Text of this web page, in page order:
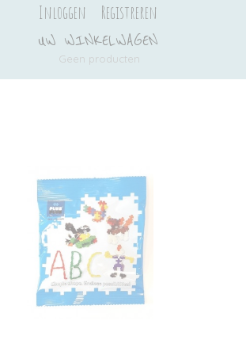
Inloggen Registreren
UW WINKELWAGEN
Geen producten